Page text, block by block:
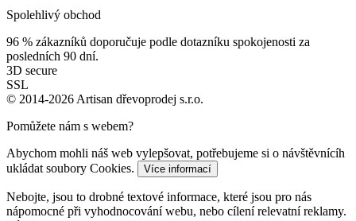
Spolehlivý obchod
96 % zákazníků doporučuje podle dotazníku spokojenosti za
posledních 90 dní.
3D secure
SSL
© 2014-2026 Artisan dřevoprodej s.r.o.
Pomůžete nám s webem?
Abychom mohli náš web vylepšovat, potřebujeme si o návštěvnícíh
ukládat soubory Cookies.
Více informací
Nebojte, jsou to drobné textové informace, které jsou pro nás
nápomocné při vyhodnocování webu, nebo cílení relevatní reklamy.